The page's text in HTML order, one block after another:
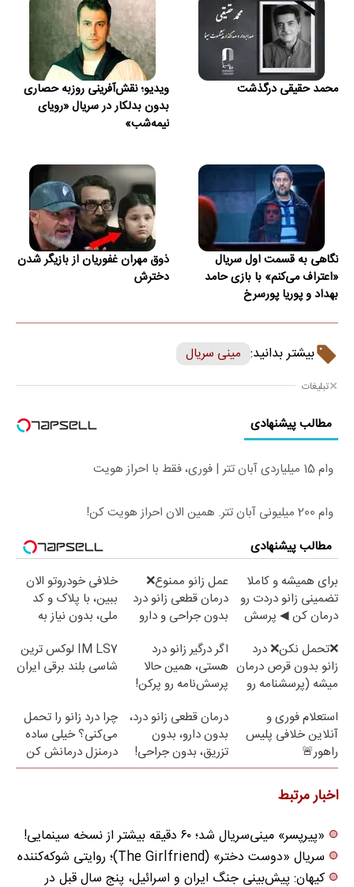
محمد حقیقی درگذشت
ویدیو؛ نقش‌آفرینی روزبه حصاری
بدون بدلکار در سریال «رویای
نیمه‌شب»
نگاهی به قسمت اول سریال
«اعتراف می‌کنم» با بازی حامد
بهداد و پوریا پورسرخ
ذوق مهران غفوریان از بازیگر شدن
دخترش
بیشتر بدانید: مینی سریال
تبلیغات
مطالب پیشنهادی
وام 15 میلیاردی آبان تتر | فوری، فقط با احراز هویت
وام 200 میلیونی آبان تتر. همین الان احراز هویت کن!
مطالب پیشنهادی
برای همیشه و کاملا
تضمینی زانو دردت رو
درمان کن ◀ پرسش
عمل زانو ممنوع❌
درمان قطعی زانو درد
بدون جراحی و دارو
خلافی خودروتو الان
ببین، با پلاک و کد
ملی، بدون نیاز به
❌تحمل نکن❌ درد
زانو بدون قرص درمان
میشه (پرسشنامه رو
اگر درگیر زانو درد
هستی، همین حالا
پرسش‌نامه رو پرکن!
IM LS7 لوکس ترین
شاسی بلند برقی ایران
استعلام فوری و
آنلاین خلافی پلیس
راهور🚨
درمان قطعی زانو درد،
بدون دارو، بدون
تزریق، بدون جراحی!
(پرسش‌نامه)
چرا درد زانو را تحمل
می‌کنی؟ خیلی ساده
درمنزل درمانش کن
اخبار مرتبط
«پیرپسر» مینی‌سریال شد؛ ۶۰ دقیقه بیشتر از نسخه سینمایی!
سریال «دوست دختر» (The Girlfriend)؛ روایتی شوکه‌کننده
کیهان: پیش‌بینی جنگ ایران و اسرائیل، پنج سال قبل در